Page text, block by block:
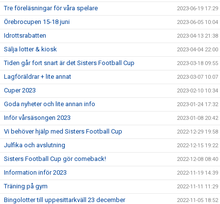
Tre föreläsningar för våra spelare 2023-06-19 17:29
Örebrocupen 15-18 juni 2023-06-05 10:04
Idrottsrabatten 2023-04-13 21:38
Sälja lotter & kiosk 2023-04-04 22:00
Tiden går fort snart är det Sisters Football Cup 2023-03-18 09:55
Lagföräldrar + lite annat 2023-03-07 10:07
Cuper 2023 2023-02-10 10:34
Goda nyheter och lite annan info 2023-01-24 17:32
Inför vårsäsongen 2023 2023-01-08 20:42
Vi behöver hjälp med Sisters Football Cup 2022-12-29 19:58
Julfika och avslutning 2022-12-15 19:22
Sisters Football Cup gör comeback! 2022-12-08 08:40
Information inför 2023 2022-11-19 14:39
Träning på gym 2022-11-11 11:29
Bingolotter till uppesittarkväll 23 december 2022-11-05 18:52